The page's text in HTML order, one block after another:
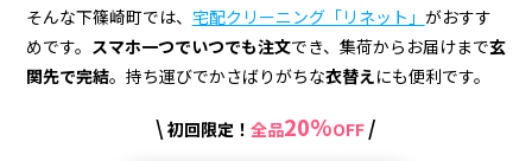
リ
ー
そんな下篠崎町では、 宅配クリーニング「リネット」 がおすす
めです。 スマホ一つでいつでも注文でき、集荷からお届けまで玄
関先で完結。持ち運びでかさばりがちな衣替えにも便利です。
\ 初回限定！ 全品20%OFF /